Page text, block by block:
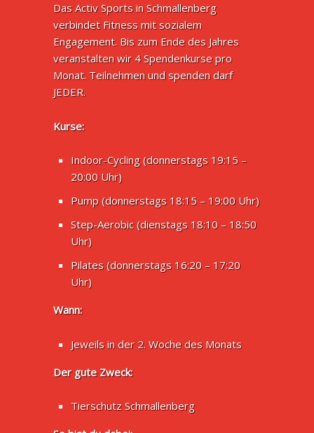
Das Activ Sports in Schmallenberg
verbindet Fitness mit sozialem
Engagement. Bis zum Ende des Jahres
veranstalten wir 4 Spendenkurse pro
Monat. Teilnehmen und spenden darf
JEDER.
Kurse:
Indoor-Cycling (donnerstags 19:15 –
20:00 Uhr)
Pump (donnerstags 18:15 – 19:00 Uhr)
Step-Aerobic (dienstags 18:10 – 18:50
Uhr)
Pilates (donnerstags 16:20 – 17:20
Uhr)
Wann:
Jeweils in der 2. Woche des Monats
Der gute Zweck:
Tierschutz Schmallenberg